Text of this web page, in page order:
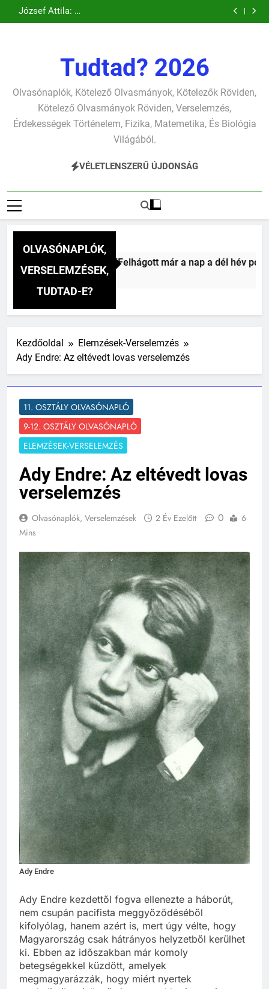
Ugrás
a
verselemzés
tavon
Mihály: A fársáng
József Attila: A
gyerekszemű élet-
Tudtad? 2026
Olvasónaplók, Kötelező Olvasmányok, Kötelezők Röviden,
Kötelező Olvasmányok Röviden, Verselemzés,
Érdekességek Történelem, Fizika, Matemetika, És Biológia
Világából.
VÉLETLENSZERŰ ÚJDONSÁG
OLVASÓNAPLÓK,
VERSELEMZÉSEK,
TUDTAD-E?
Vitéz Mihály: A dél (Felhágott már a nap a dél hév pontjára,
Kezdőoldal
Elemzések-Verselemzés
Ady Endre: Az eltévedt lovas verselemzés
11. OSZTÁLY OLVASÓNAPLÓ
9-12. OSZTÁLY OLVASÓNAPLÓ
ELEMZÉSEK-VERSELEMZÉS
Ady Endre: Az eltévedt lovas
verselemzés
Olvasónaplók, Verselemzések 2 Év Ezelőtt 0
6
Mins
Ady Endre
Ady Endre kezdettől fogva ellenezte a háborút,
nem csupán pacifista meggyőződéséből
kifolyólag, hanem azért is, mert úgy vélte, hogy
Magyarország csak hátrányos helyzetből kerülhet
ki. Ebben az időszakban már komoly
betegségekkel küzdött, amelyek
megmagyarázzák, hogy miért nyertek